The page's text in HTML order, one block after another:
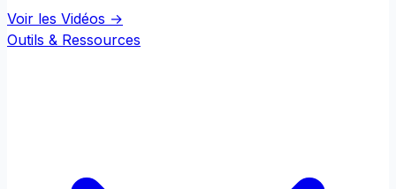
Voir les Vidéos →
Outils & Ressources